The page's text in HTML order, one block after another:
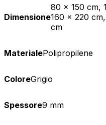
Dimensione
80 x 150 cm,
160 x 220
cm
MaterialePolipropilene
ColoreGrigio
Spessore9 mm